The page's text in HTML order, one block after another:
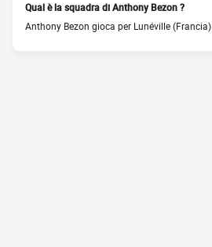
Qual è la squadra di Anthony Bezon ?
Anthony Bezon gioca per Lunéville (Francia)